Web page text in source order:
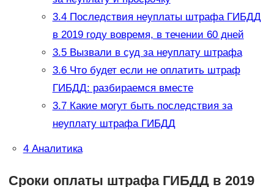
3.4Последствия неуплаты штрафа ГИБДД
в 2019 году вовремя, в течении 60 дней
3.5Вызвали в суд за неуплату штрафа
3.6Что будет если не оплатить штраф
ГИБДД: разбираемся вместе
3.7Какие могут быть последствия за
неуплату штрафа ГИБДД
4Аналитика
Сроки оплаты штрафа ГИБДД в 2019